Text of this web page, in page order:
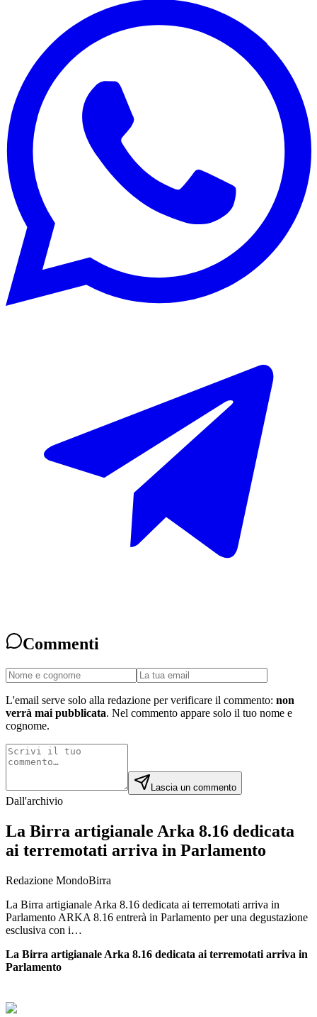
Commenti
L'email serve solo alla redazione per verificare il commento: non
verrà mai pubblicata. Nel commento appare solo il tuo nome e
cognome.
Lascia un commento
Dall'archivio
La Birra artigianale Arka 8.16 dedicata
ai terremotati arriva in Parlamento
Redazione MondoBirra
La Birra artigianale Arka 8.16 dedicata ai terremotati arriva in
Parlamento ARKA 8.16 entrerà in Parlamento per una degustazione
esclusiva con i…
La Birra artigianale Arka 8.16 dedicata ai terremotati arriva in
Parlamento